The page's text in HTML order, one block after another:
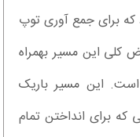
که برای جمع آوری توپ
این مسیر بهمراه
۱۵۳ سانتیمتر است. این مسیر باریک
برای انداختن تمام